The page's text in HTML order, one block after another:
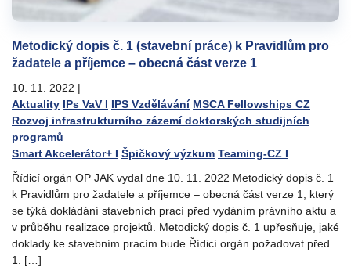
Metodický dopis č. 1 (stavební práce) k Pravidlům pro
žadatele a příjemce – obecná část verze 1
10. 11. 2022 |
Aktuality IPs VaV I IPS Vzdělávání MSCA Fellowships CZ
Rozvoj infrastrukturního zázemí doktorských studijních
programů
Smart Akcelerátor+ I Špičkový výzkum Teaming-CZ I
Řídicí orgán OP JAK vydal dne 10. 11. 2022 Metodický dopis č. 1
k Pravidlům pro žadatele a příjemce – obecná část verze 1, který
se týká dokládání stavebních prací před vydáním právního aktu a
v průběhu realizace projektů. Metodický dopis č. 1 upřesňuje, jaké
doklady ke stavebním pracím bude Řídicí orgán požadovat před
1. […]